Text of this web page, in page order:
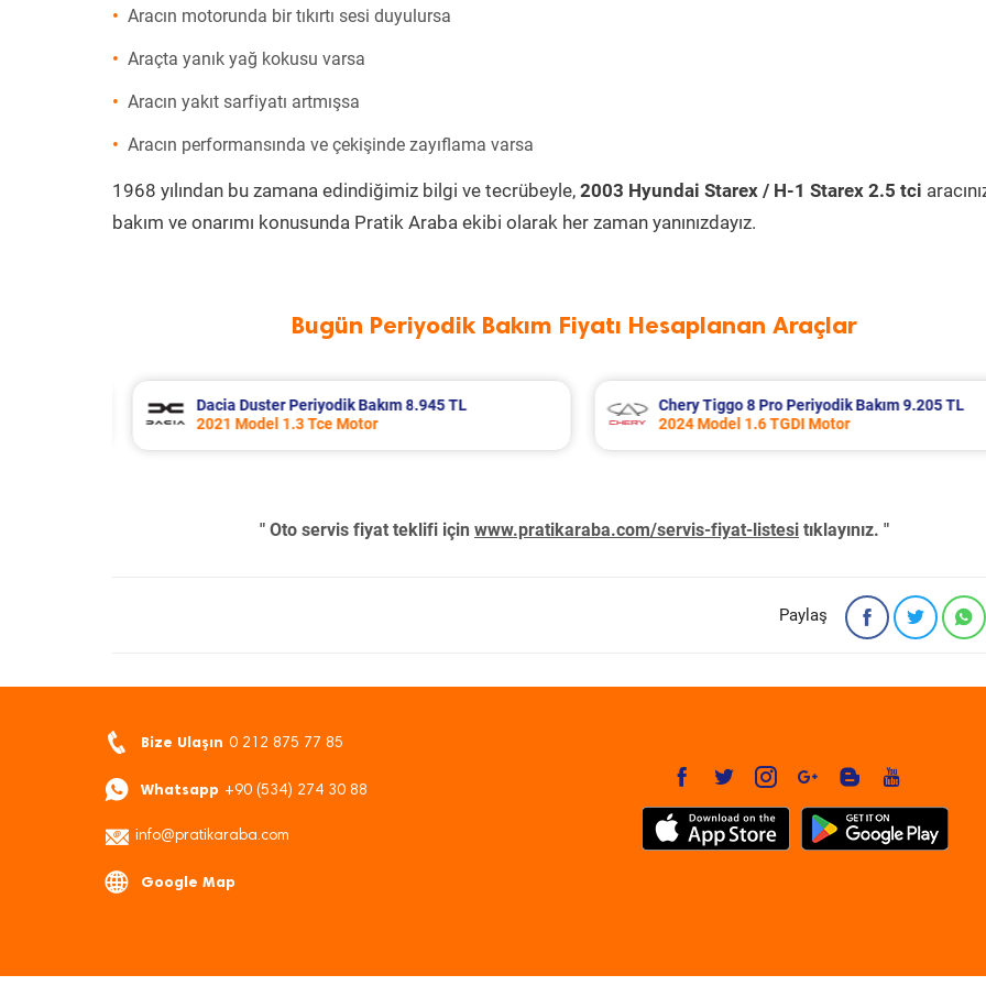
Aracın motorunda bir tıkırtı sesi duyulursa
Araçta yanık yağ kokusu varsa
Aracın yakıt sarfiyatı artmışsa
Aracın performansında ve çekişinde zayıflama varsa
1968 yılından bu zamana edindiğimiz bilgi ve tecrübeyle, 2003 Hyundai Starex / H-1 Starex 2.5 tci
bakım ve onarımı konusunda Pratik Araba ekibi olarak her zaman yanınızdayız.
Bugün Periyodik Bakım Fiyatı Hesaplanan Araçlar
Chery Tiggo 8 Pro Periyodik Bakım 9.205 TL
2024 Model 1.6 TGDI Motor
Citroen C3 Aircross Periyodik Bakım
2022 Model 1.2 Puretech Motor
" Oto servis fiyat teklifi için www.pratikaraba.com/servis-fiyat-listesi tıklayınız. "
Paylaş
Bize Ulaşın 0 212 875 77 85
Whatsapp +90 (534) 274 30 88
info@pratikaraba.com
Google Map